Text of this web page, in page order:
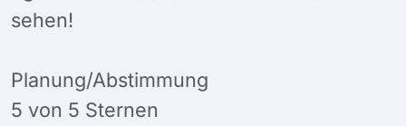
sehen!
Planung/Abstimmung
5 von 5 Sternen